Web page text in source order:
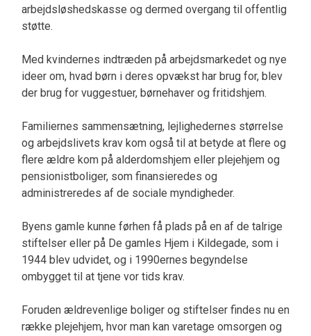
arbejdsløshedskasse og dermed overgang til offentlig
støtte.
Med kvindernes indtræden på arbejdsmarkedet og nye
ideer om, hvad børn i deres opvækst har brug for, blev
der brug for vuggestuer, børnehaver og fritidshjem.
Familiernes sammensætning, lejlighedernes størrelse
og arbejdslivets krav kom også til at betyde at flere og
flere ældre kom på alderdomshjem eller plejehjem og
pensionistboliger, som finansieredes og
administreredes af de sociale myndigheder.
Byens gamle kunne førhen få plads på en af de talrige
stiftelser eller på De gamles Hjem i Kildegade, som i
1944 blev udvidet, og i 1990ernes begyndelse
ombygget til at tjene vor tids krav.
Foruden ældrevenlige boliger og stiftelser findes nu en
række plejehjem, hvor man kan varetage omsorgen og